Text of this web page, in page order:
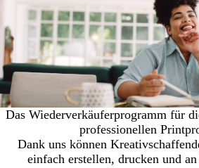
Das Wiederverkäuferprogramm für
professionellen
Dank uns können
einfach erstellen, drucken und